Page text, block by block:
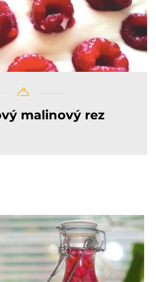
malinový rez